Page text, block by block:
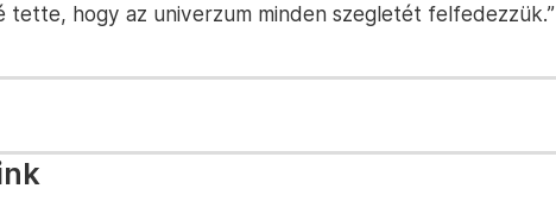
tette, hogy az univerzum minden szegletét felfedezzük.”